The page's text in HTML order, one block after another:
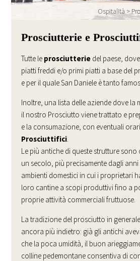
Ospitalità>
Prosciutterie e
Tutte le prosciutterie del paese,
piatti freddi e/o primi piatti a base del
e per il quale San Daniele è tanto
Inoltre, una lista delle aziende dove la
il nostro Prosciutto viene trattato e
e la consumazione, con eventuali
Prosciuttifici
Le più antiche di queste strutture
un secolo, più precisamente dagli
ambienti domestici in cui i proprietari
loro cantine a scopi produttivi fino a
proprie attività commerciali fruttuose.
La tradizione del prosciutto in
ancora più indietro: già gli antichi
che la poca umidità, il buon
colline pedemontane consentiva di